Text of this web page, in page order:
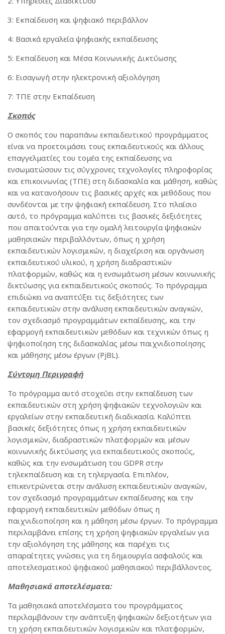
3: Εκπαίδευση και ψηφιακό περιβάλλον
4: Βασικά εργαλεία ψηφιακής εκπαίδευσης
5: Εκπαίδευση και Μέσα Κοινωνικής Δικτύωσης
6: Εισαγωγή στην ηλεκτρονική αξιολόγηση
7: ΤΠΕ στην Εκπαίδευση
Σκοπός
Ο σκοπός του παραπάνω εκπαιδευτικού προγράμματος
είναι να προετοιμάσει τους εκπαιδευτικούς και άλλους
επαγγελματίες του τομέα της εκπαίδευσης να
ενσωματώσουν τις σύγχρονες τεχνολογίες πληροφορίας
και επικοινωνίας (ΤΠΕ) στη διδασκαλία και μάθηση, καθώς
και να κατανοήσουν τις βασικές αρχές και μεθόδους που
συνδέονται με την ψηφιακή εκπαίδευση. Στο πλαίσιο
αυτό, το πρόγραμμα καλύπτει τις βασικές δεξιότητες
που απαιτούνται για την ομαλή λειτουργία ψηφιακών
μαθησιακών περιβαλλόντων, όπως η χρήση
εκπαιδευτικών λογισμικών, η διαχείριση και οργάνωση
εκπαιδευτικού υλικού, η χρήση διαδραστικών
πλατφορμών, καθώς και η ενσωμάτωση μέσων κοινωνικής
δικτύωσης για εκπαιδευτικούς σκοπούς. Το πρόγραμμα
επιδιώκει να αναπτύξει τις δεξιότητες των
εκπαιδευτικών στην ανάλυση εκπαιδευτικών αναγκών,
τον σχεδιασμό προγραμμάτων εκπαίδευσης, και την
εφαρμογή εκπαιδευτικών μεθόδων και τεχνικών όπως η
ψηφιοποίηση της διδασκαλίας μέσω παιχνιδιοποίησης
και μάθησης μέσω έργων (PjBL).
Σύντομη Περιγραφή
Το πρόγραμμα αυτό στοχεύει στην εκπαίδευση των
εκπαιδευτικών στη χρήση ψηφιακών τεχνολογιών και
εργαλείων στην εκπαιδευτική διαδικασία. Καλύπτει
βασικές δεξιότητες όπως η χρήση εκπαιδευτικών
λογισμικών, διαδραστικών πλατφορμών και μέσων
κοινωνικής δικτύωσης για εκπαιδευτικούς σκοπούς,
καθώς και την ενσωμάτωση του GDPR στην
τηλεκπαίδευση και τη τηλεργασία. Επιπλέον,
επικεντρώνεται στην ανάλυση εκπαιδευτικών αναγκών,
τον σχεδιασμό προγραμμάτων εκπαίδευσης και την
εφαρμογή εκπαιδευτικών μεθόδων όπως η
παιχνιδιοποίηση και η μάθηση μέσω έργων. Το πρόγραμμα
περιλαμβάνει επίσης τη χρήση ψηφιακών εργαλείων για
την αξιολόγηση της μάθησης και παρέχει τις
απαραίτητες γνώσεις για τη δημιουργία ασφαλούς και
αποτελεσματικού ψηφιακού μαθησιακού περιβάλλοντος.
Μαθησιακά αποτελέσματα:
Τα μαθησιακά αποτελέσματα του προγράμματος
περιλαμβάνουν την ανάπτυξη ψηφιακών δεξιοτήτων για
τη χρήση εκπαιδευτικών λογισμικών και πλατφορμών,